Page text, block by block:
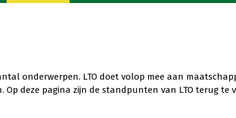
onderwerpen. LTO doet volop mee aan
deze pagina zijn de standpunten van LTO terug te